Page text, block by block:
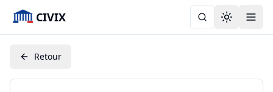
CIVIX Toggle
Retour